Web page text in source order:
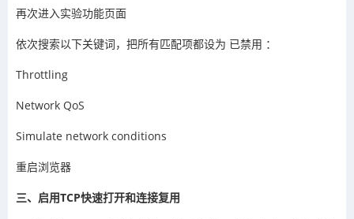
再次进入实验功能页面
依次搜索以下关键词，把所有匹配项都设为 已禁用 ：
Throttling
Network QoS
Simulate network conditions
重启浏览器
三、启用TCP快速打开和连接复用